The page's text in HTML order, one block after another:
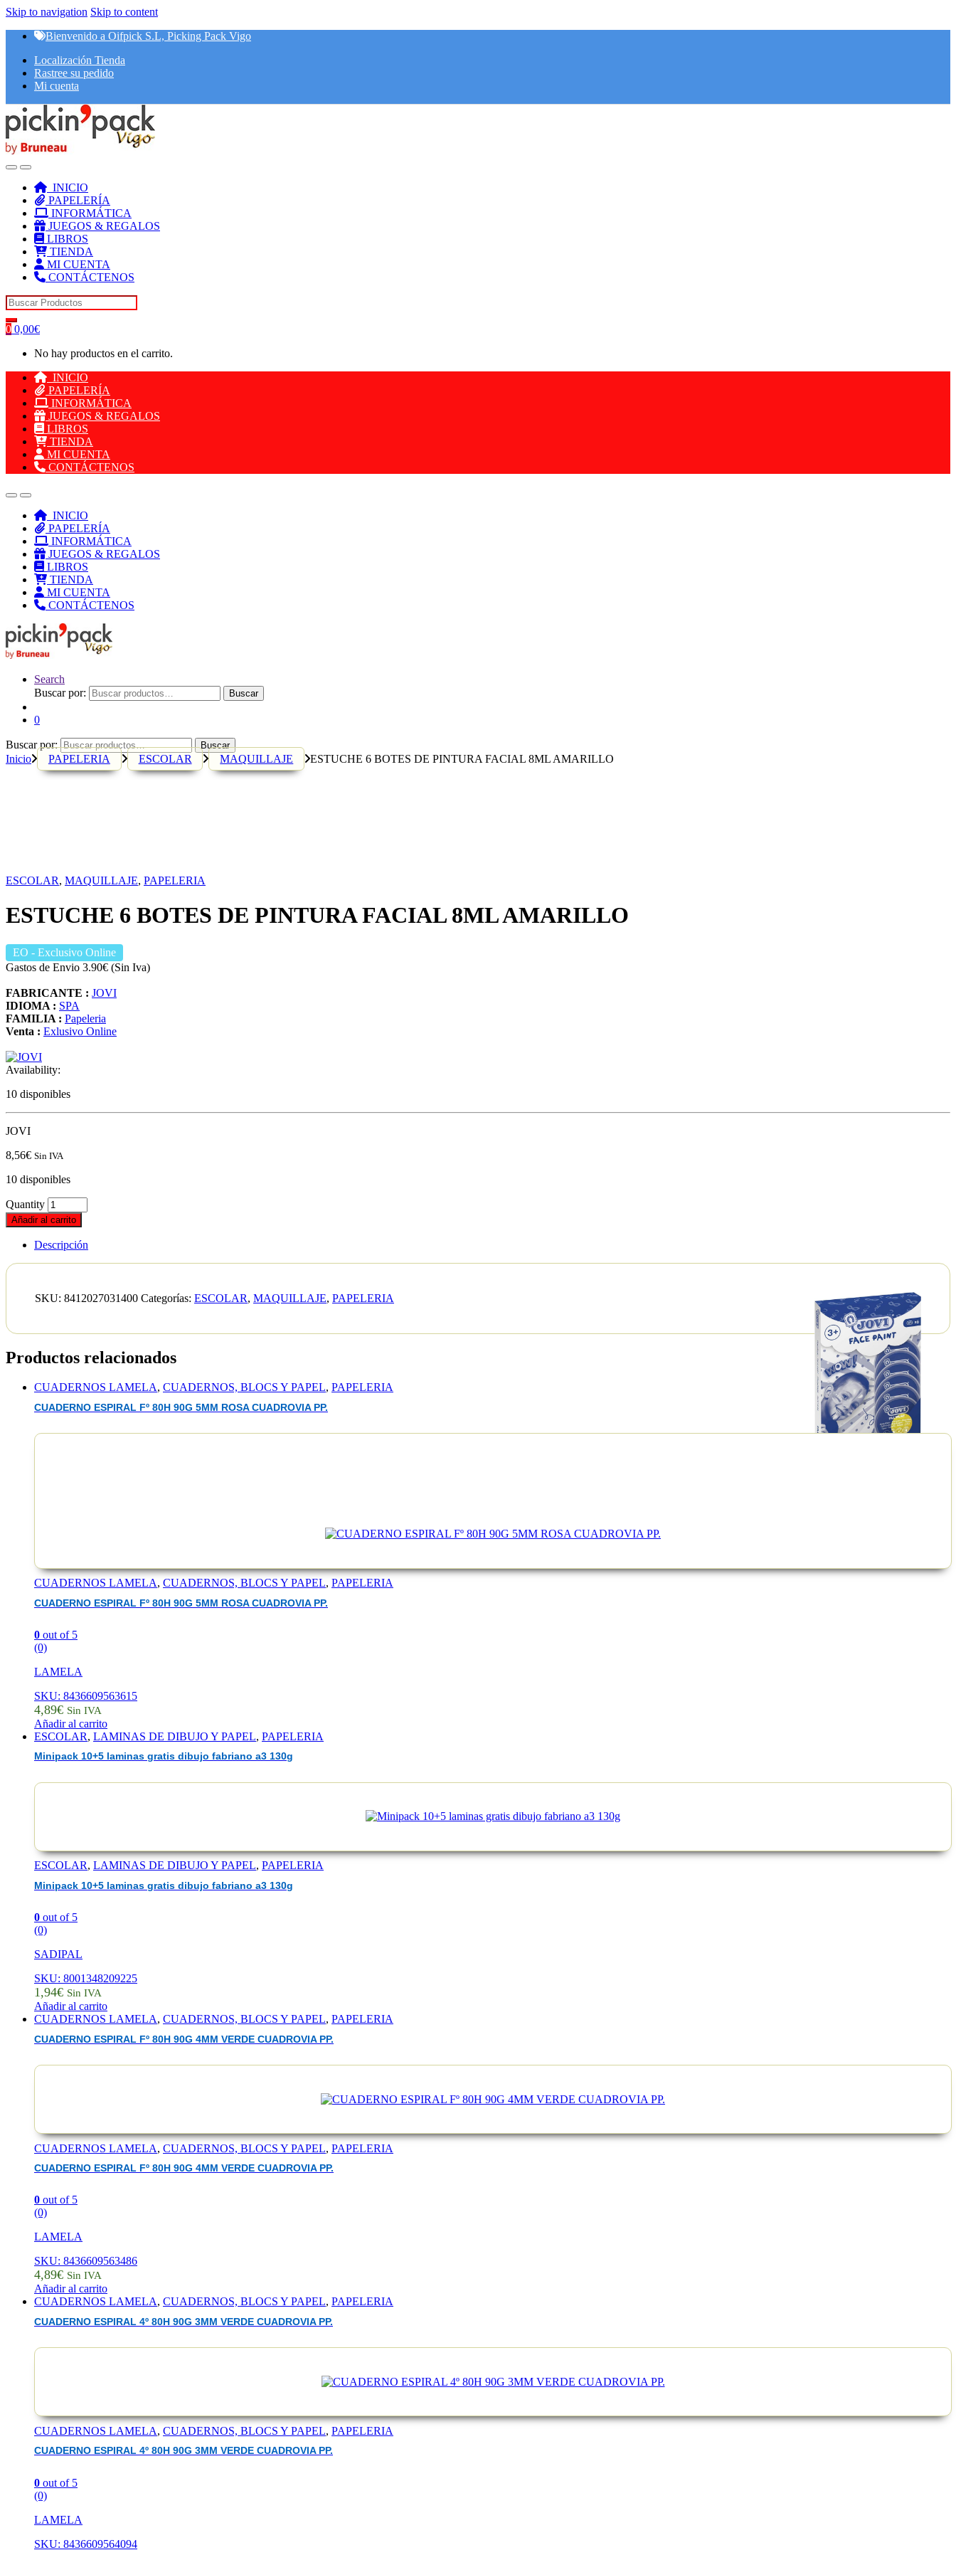
Skip to navigation Skip to content
Bienvenido a Oifpick S.L, Picking Pack Vigo
Localización Tienda
Rastree su pedido
Mi cuenta
INICIO
PAPELERÍA
INFORMÁTICA
JUEGOS & REGALOS
LIBROS
TIENDA
MI CUENTA
CONTÁCTENOS
Search for:
0 0,00€
No hay productos en el carrito.
INICIO
PAPELERÍA
INFORMÁTICA
JUEGOS & REGALOS
LIBROS
TIENDA
MI CUENTA
CONTÁCTENOS
INICIO
PAPELERÍA
INFORMÁTICA
JUEGOS & REGALOS
LIBROS
TIENDA
MI CUENTA
CONTÁCTENOS
Search
Buscar por:
Buscar
0
Buscar por: Buscar
Inicio PAPELERIA ESCOLAR MAQUILLAJE ESTUCHE 6 BOTES DE PINTURA FACIAL 8ML AMARILLO
ESCOLAR, MAQUILLAJE, PAPELERIA
ESTUCHE 6 BOTES DE PINTURA FACIAL 8ML AMARILLO
EO - Exclusivo Online
Gastos de Envio 3.90€ (Sin Iva)
FABRICANTE : JOVI
IDIOMA : SPA
FAMILIA : Papeleria
Venta : Exlusivo Online
Availability:
10 disponibles
JOVI
8,56€ Sin IVA
10 disponibles
Quantity
Añadir al carrito
Descripción
SKU: 8412027031400 Categorías: ESCOLAR, MAQUILLAJE, PAPELERIA
Productos relacionados
CUADERNOS LAMELA, CUADERNOS, BLOCS Y PAPEL, PAPELERIA
CUADERNO ESPIRAL Fº 80H 90G 5MM ROSA CUADROVIA PP.
CUADERNOS LAMELA, CUADERNOS, BLOCS Y PAPEL, PAPELERIA
CUADERNO ESPIRAL Fº 80H 90G 5MM ROSA CUADROVIA PP.
0 out of 5
(0)
LAMELA
SKU: 8436609563615
4,89€ Sin IVA
Añadir al carrito
ESCOLAR, LAMINAS DE DIBUJO Y PAPEL, PAPELERIA
Minipack 10+5 laminas gratis dibujo fabriano a3 130g
ESCOLAR, LAMINAS DE DIBUJO Y PAPEL, PAPELERIA
Minipack 10+5 laminas gratis dibujo fabriano a3 130g
0 out of 5
(0)
SADIPAL
SKU: 8001348209225
1,94€ Sin IVA
Añadir al carrito
CUADERNOS LAMELA, CUADERNOS, BLOCS Y PAPEL, PAPELERIA
CUADERNO ESPIRAL Fº 80H 90G 4MM VERDE CUADROVIA PP.
CUADERNOS LAMELA, CUADERNOS, BLOCS Y PAPEL, PAPELERIA
CUADERNO ESPIRAL Fº 80H 90G 4MM VERDE CUADROVIA PP.
0 out of 5
(0)
LAMELA
SKU: 8436609563486
4,89€ Sin IVA
Añadir al carrito
CUADERNOS LAMELA, CUADERNOS, BLOCS Y PAPEL, PAPELERIA
CUADERNO ESPIRAL 4º 80H 90G 3MM VERDE CUADROVIA PP.
CUADERNOS LAMELA, CUADERNOS, BLOCS Y PAPEL, PAPELERIA
CUADERNO ESPIRAL 4º 80H 90G 3MM VERDE CUADROVIA PP.
0 out of 5
(0)
LAMELA
SKU: 8436609564094